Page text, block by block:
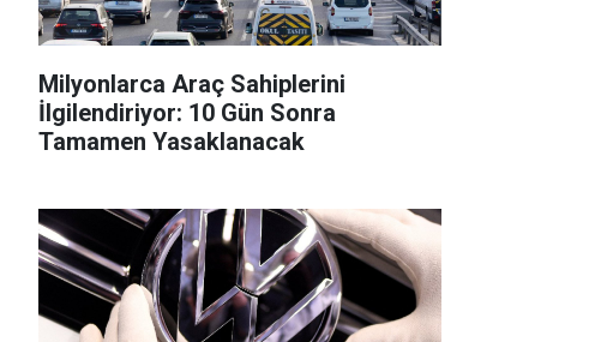
Milyonlarca Araç Sahiplerini
İlgilendiriyor: 10 Gün Sonra
Tamamen Yasaklanacak